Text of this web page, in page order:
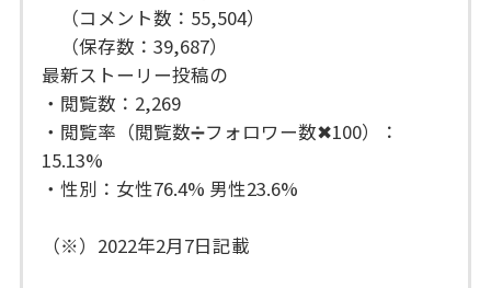
（コメント数：55,504）
（保存数：39,687）
最新ストーリー投稿の
・閲覧数：2,269
・閲覧率（閲覧数➗フォロワー数✖︎100）：
15.13%
・性別：女性76.4% 男性23.6%
（※）2022年2月7日記載